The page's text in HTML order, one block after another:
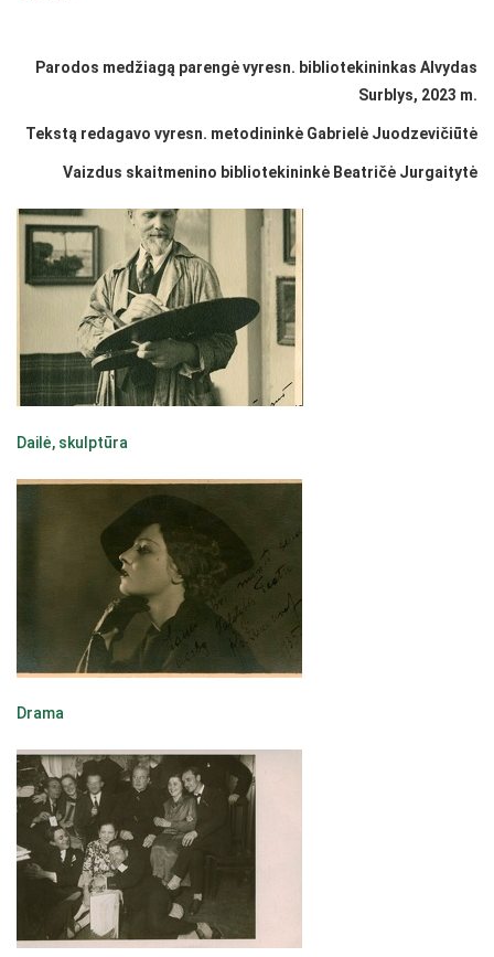
Parodos medžiagą parengė vyresn. bibliotekininkas Alvydas
Surblys, 2023 m.
Tekstą redagavo vyresn. metodininkė Gabrielė Juodzevičiūtė
Vaizdus skaitmenino bibliotekininkė Beatričė Jurgaitytė
Dailė, skulptūra
Drama